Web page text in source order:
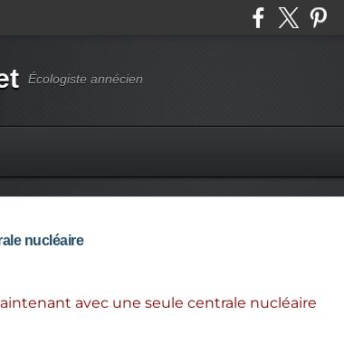
Écologiste annécien
nucléaire
avec une seule centrale nucléaire